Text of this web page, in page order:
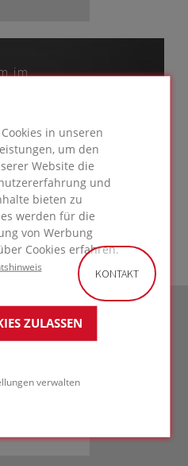
in unseren
um den
Website die
und
bieten zu
werden für die
von Werbung
Cookies erfahren.
ZULASSEN
verwalten
im
KONTAKT